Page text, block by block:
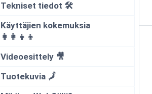
Tekniset tiedot 🛠
Käyttäjien kokemuksia
👩‍👩‍👦‍👦
Videoesittely 🎥
Tuotekuvia 🗾